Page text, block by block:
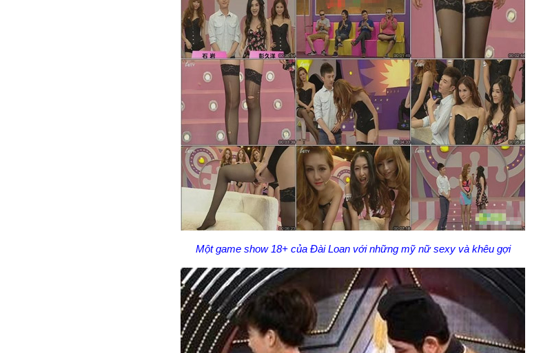
Một game show 18+ của Đài Loan với những mỹ nữ sexy và khêu gợi